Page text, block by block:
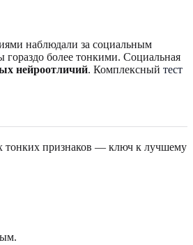
наблюдали за социальным
гораздо более тонкими. Социальная
нейроотличий. Комплексный тест
тонких признаков — ключ к лучшему